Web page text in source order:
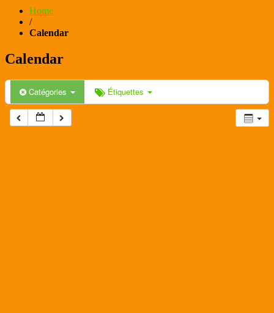
Home
/
Calendar
Calendar
Catégories Étiquettes